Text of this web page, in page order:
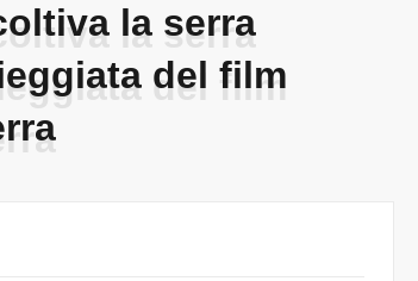
la serra
del film
la serra
del film